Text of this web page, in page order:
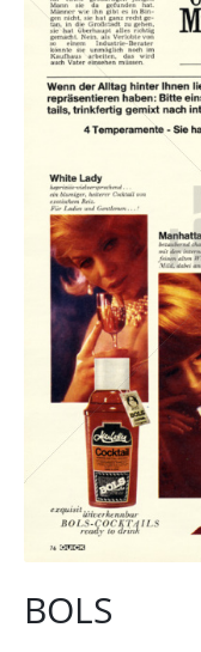
Marken
Konzerne
BOLS